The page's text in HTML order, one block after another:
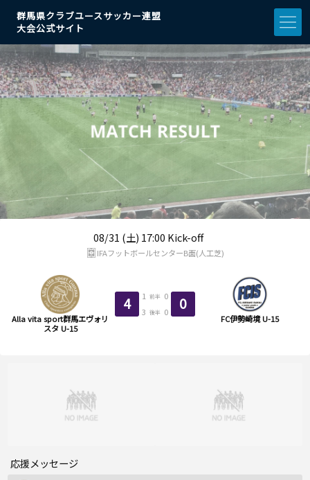
群馬県クラブユースサッカー連盟
大会公式サイト
08/31 (土) 17:00 Kick-off
Alla vita sport群馬エヴォリ
スタ U-15
4 1 前半
0
3 後半 0 0
FC伊勢崎境 U-15
IFAフットボールセンターB面(人工芝)
応援メッセージ